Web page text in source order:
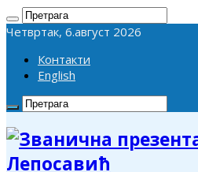
Четвртак, 6.август 2026
Контакти
English